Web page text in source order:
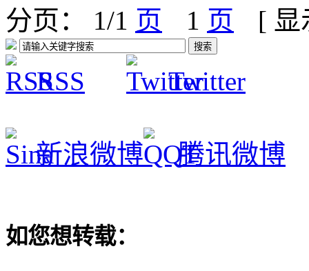
分页： 1/1 1 [
RSS Twitter
新浪微博 腾讯微博
如您想转载：